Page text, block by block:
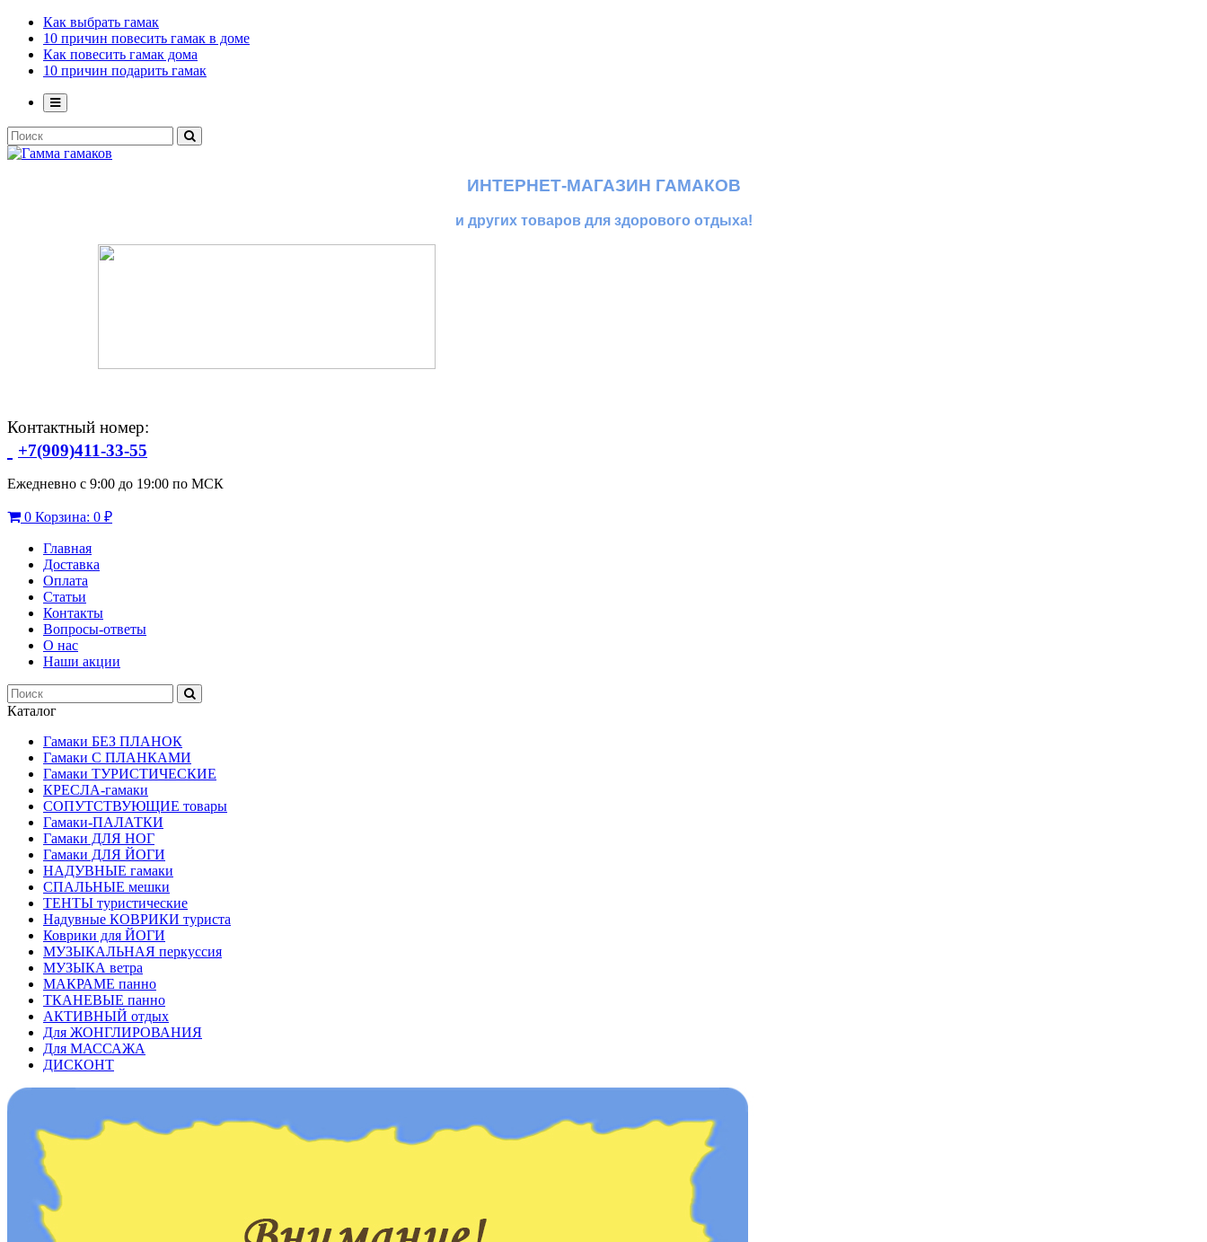
Как выбрать гамак
10 причин повесить гамак в доме
Как повесить гамак дома
10 причин подарить гамак
ИНТЕРНЕТ-МАГАЗИН ГАМАКОВ
и других товаров для здорового отдыха!
Контактный номер:
+7(909)411-33-55
Ежедневно с 9:00 до 19:00 по МСК
0 Корзина: 0 ₽
Главная
Доставка
Оплата
Статьи
Контакты
Вопросы-ответы
О нас
Наши акции
Каталог
Гамаки БЕЗ ПЛАНОК
Гамаки С ПЛАНКАМИ
Гамаки ТУРИСТИЧЕСКИЕ
КРЕСЛА-гамаки
СОПУТСТВУЮЩИЕ товары
Гамаки-ПАЛАТКИ
Гамаки ДЛЯ НОГ
Гамаки ДЛЯ ЙОГИ
НАДУВНЫЕ гамаки
СПАЛЬНЫЕ мешки
ТЕНТЫ туристические
Надувные КОВРИКИ туриста
Коврики для ЙОГИ
МУЗЫКАЛЬНАЯ перкуссия
МУЗЫКА ветра
МАКРАМЕ панно
ТКАНЕВЫЕ панно
АКТИВНЫЙ отдых
Для ЖОНГЛИРОВАНИЯ
Для МАССАЖА
ДИСКОНТ